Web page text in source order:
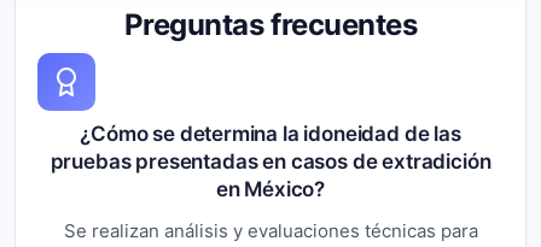
Preguntas frecuentes
¿Cómo se determina la idoneidad de las
pruebas presentadas en casos de extradición
en México?
Se realizan análisis y evaluaciones técnicas para